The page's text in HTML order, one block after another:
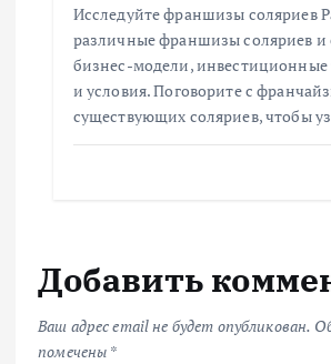
Исследуйте франшизы соляриев
различные франшизы соляриев и
бизнес-модели, инвестиционные
и условия. Поговорите с
существующих соляриев, чтобы
Добавить
Ваш адрес email не будет опубликован.
помечены *